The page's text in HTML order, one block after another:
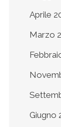
Aprile
Marzo
Giugno